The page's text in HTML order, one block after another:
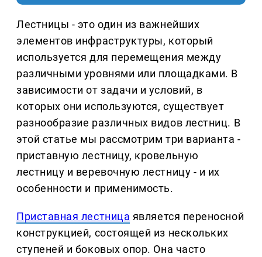
Лестницы - это один из важнейших
элементов инфраструктуры, который
используется для перемещения между
различными уровнями или площадками. В
зависимости от задачи и условий, в
которых они используются, существует
разнообразие различных видов лестниц. В
этой статье мы рассмотрим три варианта -
приставную лестницу, кровельную
лестницу и веревочную лестницу - и их
особенности и применимость.
Приставная лестница является переносной
конструкцией, состоящей из нескольких
ступеней и боковых опор. Она часто